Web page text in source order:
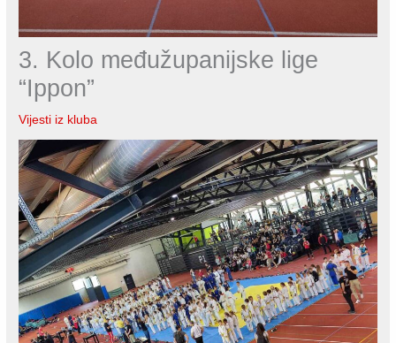
3. Kolo međužupanijske lige
“Ippon”
Vijesti iz kluba